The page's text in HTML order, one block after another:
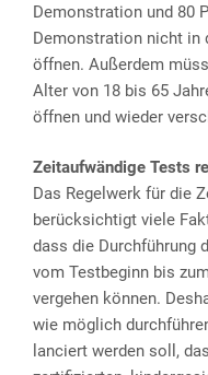
Demonstration und 80
Demonstration nicht in
öffnen. Außerdem
Alter von 18 bis 65
öffnen und wieder
Zeitaufwändige Tests
Das Regelwerk für die
berücksichtigt viele
dass die Durchführung
vom Testbeginn bis
vergehen können.
wie möglich
lanciert werden soll,